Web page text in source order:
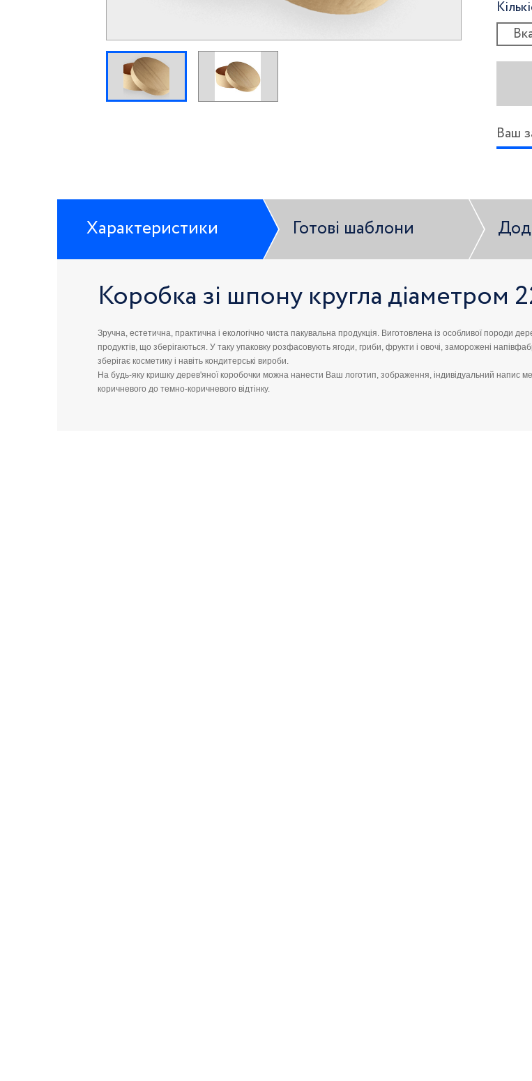
Ваш
Характеристики Готові шаблони
Коробка зі шпону кругла діаметром
Зручна, естетична, практична і екологічно чиста пакувальна продукція. Виготовлена ​​із особливої ​​породи
продуктів, що зберігаються. У таку упаковку розфасовують ягоди, гриби, фрукти і овочі, заморожені
зберігає косметику і навіть кондитерські вироби.
На будь-яку кришку дерев'яної коробочки можна нанести Ваш логотип, зображення, індивідуальний напис
коричневого до темно-коричневого відтінку.